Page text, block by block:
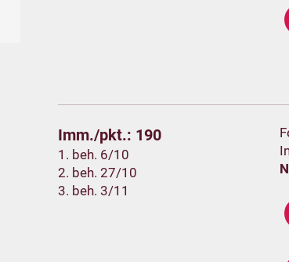
Imm./pkt.: 190
1. beh. 6/10
2. beh. 27/10
3. beh. 3/11